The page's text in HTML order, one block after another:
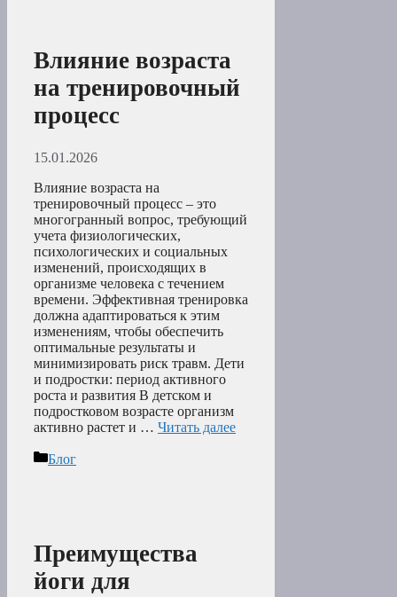
Влияние возраста
на тренировочный
процесс
15.01.2026
Влияние возраста на
тренировочный процесс – это
многогранный вопрос, требующий
учета физиологических,
психологических и социальных
изменений, происходящих в
организме человека с течением
времени. Эффективная тренировка
должна адаптироваться к этим
изменениям, чтобы обеспечить
оптимальные результаты и
минимизировать риск травм. Дети
и подростки: период активного
роста и развития В детском и
подростковом возрасте организм
активно растет и … Читать далее
Рубрики
Блог
Преимущества
йоги для